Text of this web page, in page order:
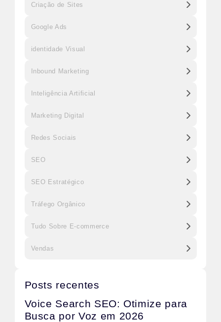
Criação de Sites
Google Ads
identidade Visual
Inbound Marketing
Inteligência Artificial
Marketing Digital
Redes Sociais
SEO
SEO Estratégico
Tráfego Orgânico
Tudo Sobre E-commerce
Vendas
Posts recentes
Voice Search SEO: Otimize para
Busca por Voz em 2026